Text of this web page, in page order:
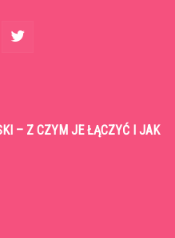
– Z CZYM JE ŁĄCZYĆ I JAK